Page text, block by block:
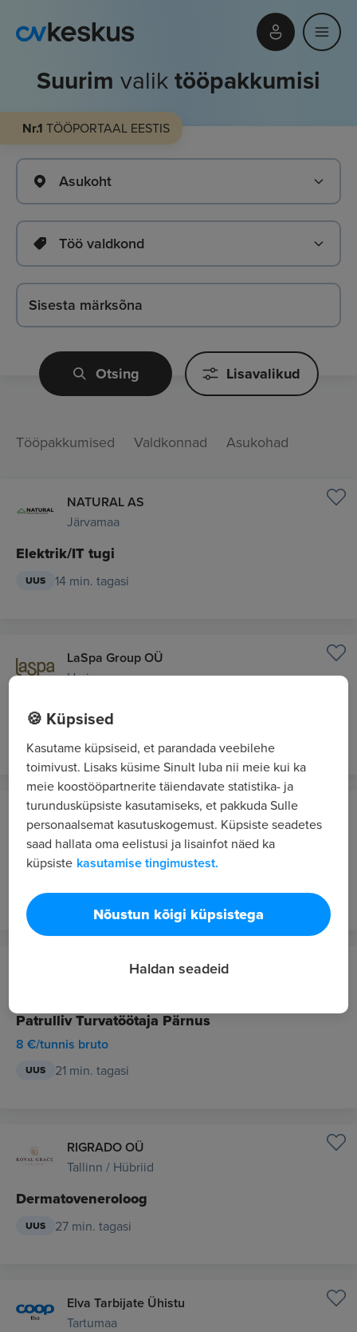
Suurim valiktööpakkumisi
Nr.1 TÖÖPORTAAL EESTIS
Asukoht
Töö valdkond
Otsing Lisavalikud
Tööpakkumised Valdkonnad Asukohad
NATURAL AS
Järvamaa
Elektrik/IT tugi
UUS 14 min. tagasi
LaSpa Group OÜ
Harjumaa
Kosmeetik
Softcom OÜ
Jõgeva
Puidutööline
UUS 17 min. tagasi
Forus Security AS
Patrulliv Turvatöötaja Pärnus
8 €/tunnis bruto
UUS 21 min. tagasi
RIGRADO OÜ
Tallinn / Hübriid
Dermatoveneroloog
UUS 27 min. tagasi
Elva Tarbijate Ühistu
Tartumaa
🍪 Küpsised
Kasutame küpsiseid, et parandada veebilehe
toimivust. Lisaks küsime Sinult luba nii meie kui ka
meie koostööpartnerite täiendavate statistika- ja
turundusküpsiste kasutamiseks, et pakkuda Sulle
personaalsemat kasutuskogemust. Küpsiste seadetes
saad hallata oma eelistusi ja lisainfot näed ka
küpsiste kasutamise tingimustest.
Nõustun kõigi küpsistega
Haldan seadeid